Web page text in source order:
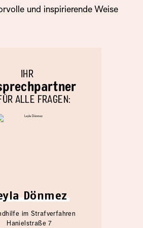
und inspirierende Weise
IHR
ALLE FRAGEN:
Dönmez
im Strafverfahren
Hanielstraße 7